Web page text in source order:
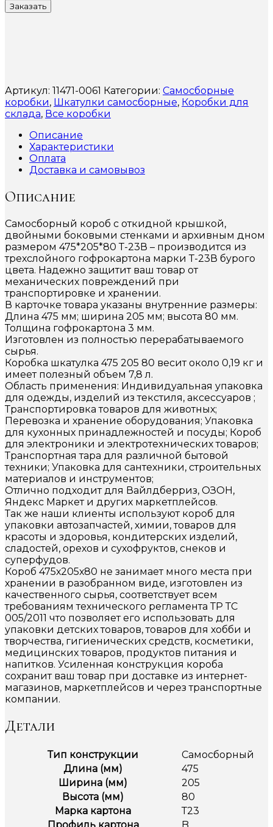
Заказать
Артикул: 11471-0061 Категории: Самосборные
коробки, Шкатулки самосборные, Коробки для
склада, Все коробки
Описание
Характеристики
Оплата
Доставка и самовывоз
Описание
Самосборный короб с откидной крышкой,
двойными боковыми стенками и архивным дном
размером 475*205*80 Т-23В – производится из
трехслойного гофрокартона марки Т-23В бурого
цвета. Надежно защитит ваш товар от
механических повреждений при
транспортировке и хранении.
В карточке товара указаны внутренние размеры:
Длина 475 мм; ширина 205 мм; высота 80 мм.
Толщина гофрокартона 3 мм.
Изготовлен из полностью перерабатываемого
сырья.
Коробка шкатулка 475 205 80 весит около 0,19 кг и
имеет полезный объем 7,8 л.
Область применения: Индивидуальная упаковка
для одежды, изделий из текстиля, аксессуаров ;
Транспортировка товаров для животных;
Перевозка и хранение оборудования; Упаковка
для кухонных принадлежностей и посуды; Короб
для электроники и электротехнических товаров;
Транспортная тара для различной бытовой
техники; Упаковка для сантехники, строительных
материалов и инструментов;
Отлично подходит для Вайлдберриз, ОЗОН,
Яндекс Маркет и других маркетплейсов.
Так же наши клиенты используют короб для
упаковки автозапчастей, химии, товаров для
красоты и здоровья, кондитерских изделий,
сладостей, орехов и сухофруктов, снеков и
суперфудов.
Короб 475х205х80 не занимает много места при
хранении в разобранном виде, изготовлен из
качественного сырья, соответствует всем
требованиям технического регламента ТР ТС
005/2011 что позволяет его использовать для
упаковки детских товаров, товаров для хобби и
творчества, гигиенических средств, косметики,
медицинских товаров, продуктов питания и
напитков. Усиленная конструкция короба
сохранит ваш товар при доставке из интернет-
магазинов, маркетплейсов и через транспортные
компании.
Детали
Тип конструкции
Самосборный
Длина (мм)
475
Ширина (мм)
205
Высота (мм)
80
Марка картона
Т23
Профиль картона
B